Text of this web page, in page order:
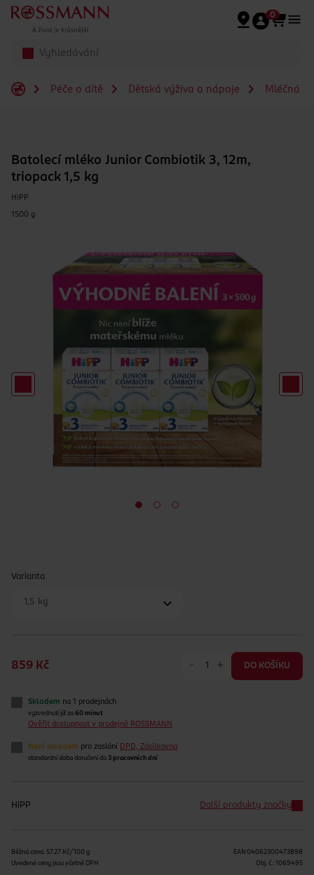
Přeskočit na hlavmní obsah
0
Péče o dítě Dětská výživa a nápoje Mléčná a
Batolecí mléko Junior Combiotik 3, 12m,
triopack 1,5 kg
HiPP
1500 g
Varianta
1,5 kg
859 Kč - + DO KOŠÍKU
Skladem na 1 prodejnách
vyzvednutí již za 60 minut
Ověřit dostupnost v prodejně ROSSMANN
Není skladem pro zaslání DPD, Zásilkovna
standardní doba doručení do 3 pracovních dní
HiPP Další produkty značky
Běžná cena: 57.27 Kč/100 g
Uvedené ceny jsou včetně DPH
EAN 04062300473898
Obj. č.: 1069495